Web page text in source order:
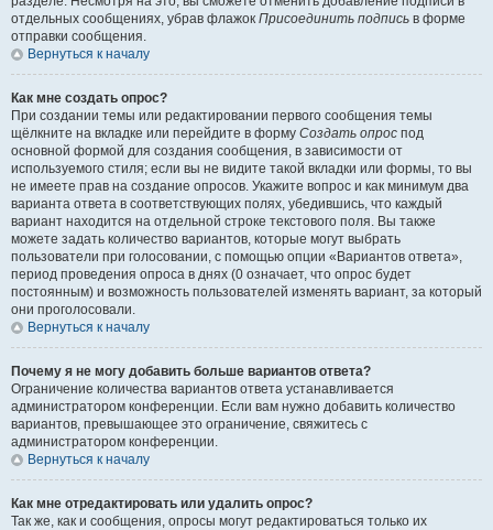
отдельных сообщениях, убрав флажок Присоединить подпись в форме
отправки сообщения.
Вернуться к началу
Как мне создать опрос?
При создании темы или редактировании первого сообщения темы
щёлкните на вкладке или перейдите в форму Создать опрос под
основной формой для создания сообщения, в зависимости от
используемого стиля; если вы не видите такой вкладки или формы, то вы
не имеете прав на создание опросов. Укажите вопрос и как минимум два
варианта ответа в соответствующих полях, убедившись, что каждый
вариант находится на отдельной строке текстового поля. Вы также
можете задать количество вариантов, которые могут выбрать
пользователи при голосовании, с помощью опции «Вариантов ответа»,
период проведения опроса в днях (0 означает, что опрос будет
постоянным) и возможность пользователей изменять вариант, за который
они проголосовали.
Вернуться к началу
Почему я не могу добавить больше вариантов ответа?
Ограничение количества вариантов ответа устанавливается
администратором конференции. Если вам нужно добавить количество
вариантов, превышающее это ограничение, свяжитесь с
администратором конференции.
Вернуться к началу
Как мне отредактировать или удалить опрос?
Так же, как и сообщения, опросы могут редактироваться только их